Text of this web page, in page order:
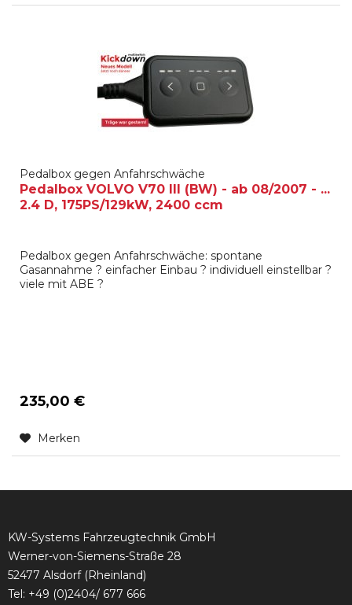
Pedalbox gegen Anfahrschwäche
Pedalbox VOLVO V70 III (BW) - ab 08/2007 - ...
2.4 D, 175PS/129kW, 2400 ccm
Pedalbox gegen Anfahrschwäche: spontane
Gasannahme ? einfacher Einbau ? individuell einstellbar ?
viele mit ABE ?
235,00 €
Merken
KW-Systems Fahrzeugtechnik GmbH
Werner-von-Siemens-Straße 28
52477 Alsdorf (Rheinland)
Tel: +49 (0)2404/ 677 666